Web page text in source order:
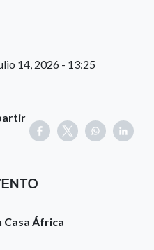
14, 2026 - 13:25
Casa África